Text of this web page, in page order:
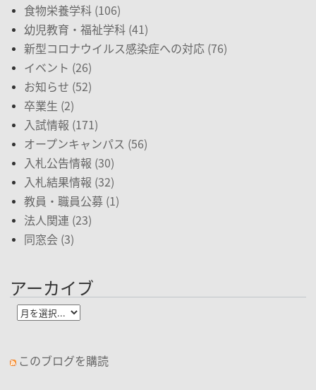
食物栄養学科 (106)
幼児教育・福祉学科 (41)
新型コロナウイルス感染症への対応 (76)
イベント (26)
お知らせ (52)
卒業生 (2)
入試情報 (171)
オープンキャンパス (56)
入札公告情報 (30)
入札結果情報 (32)
教員・職員公募 (1)
法人関連 (23)
同窓会 (3)
アーカイブ
このブログを購読